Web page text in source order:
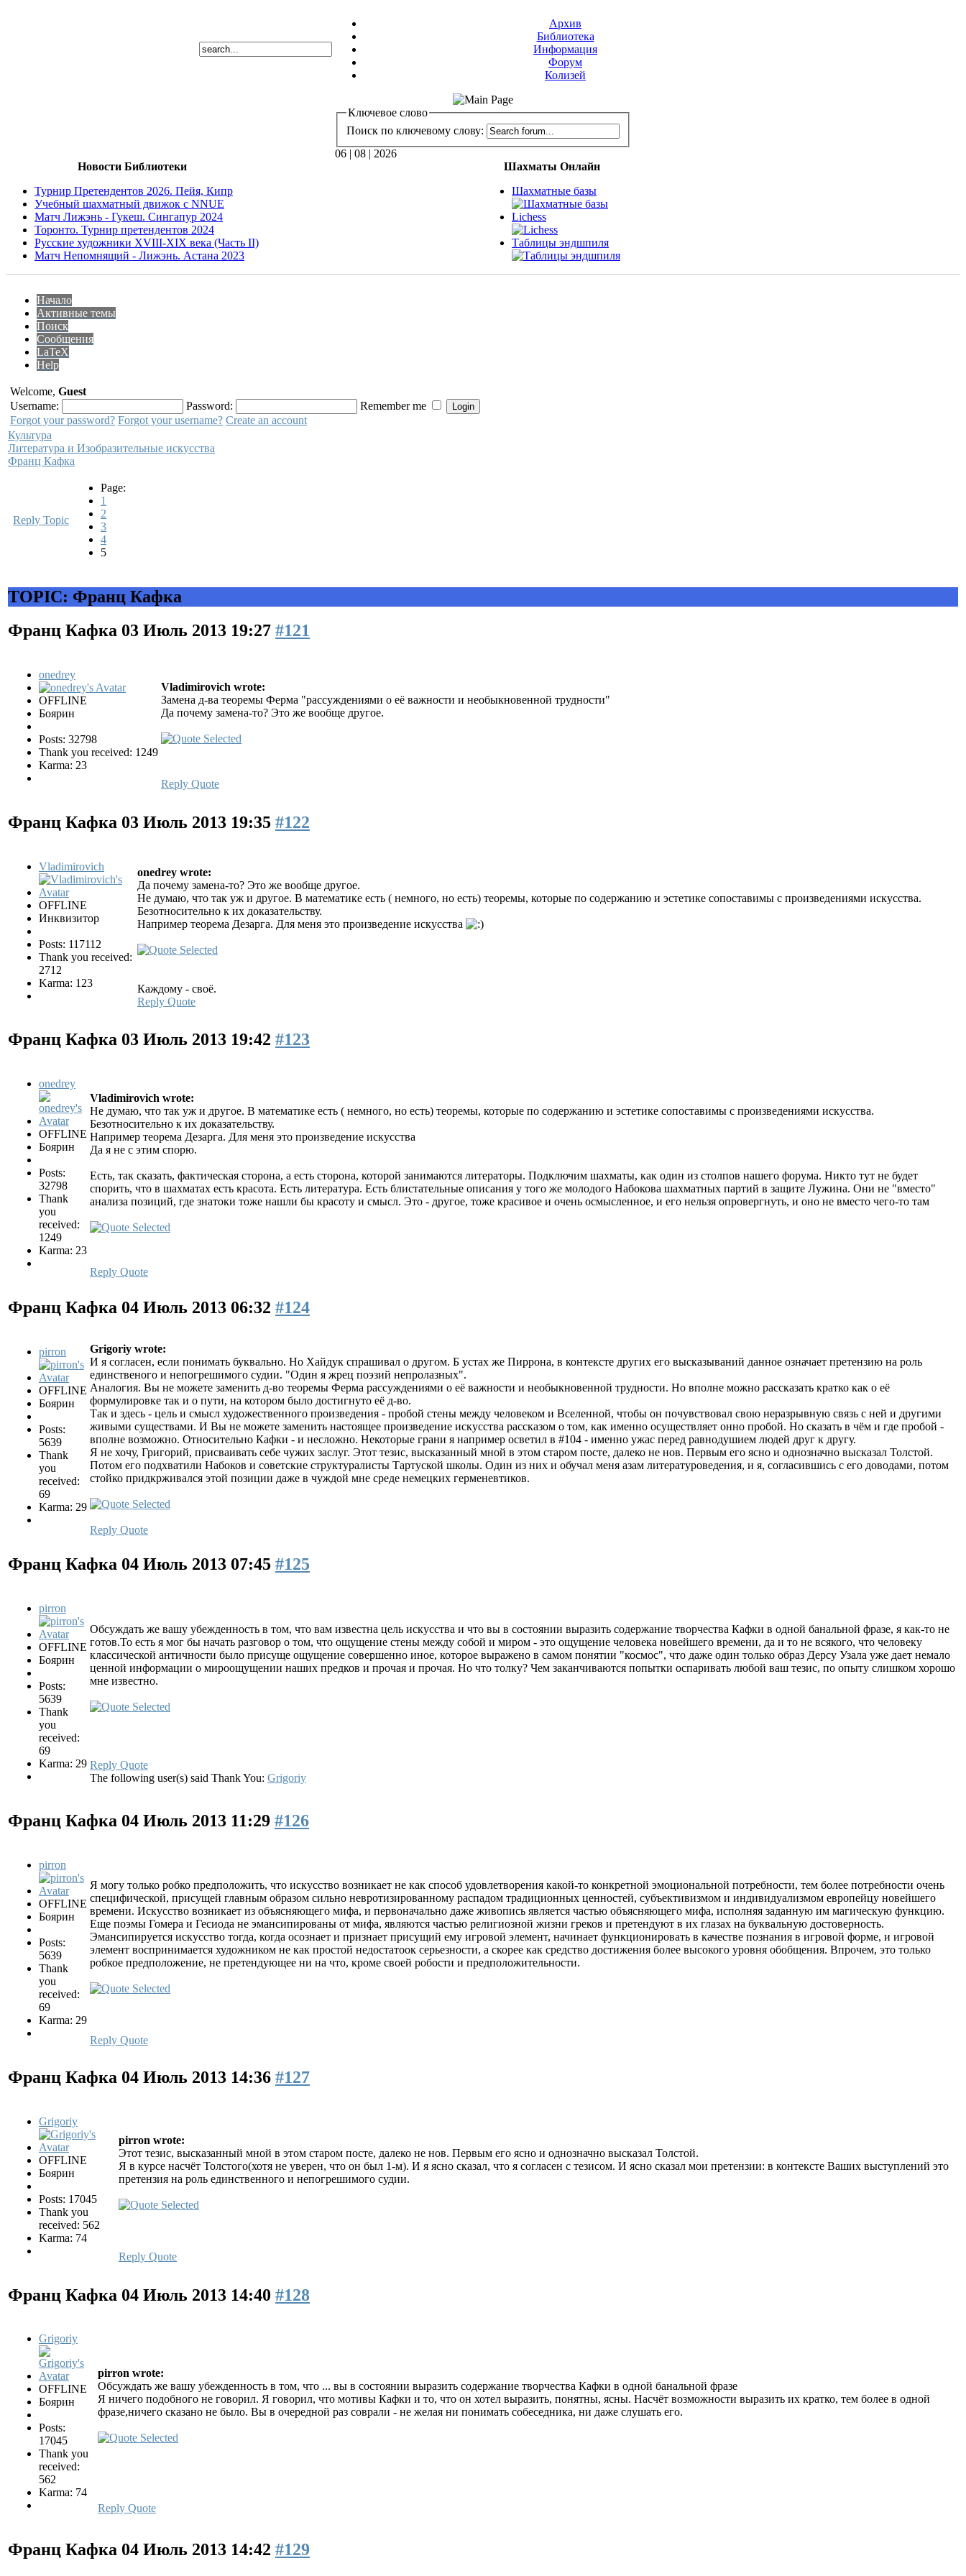
Архив
Библиотека
Информация
Форум
Колизей
Ключевое слово
Поиск по ключевому слову:
06 | 08 | 2026
Новости Библиотеки
Турнир Претендентов 2026. Пейя, Кипр
Учебный шахматный движок с NNUE
Матч Лижэнь - Гукеш. Сингапур 2024
Торонто. Турнир претендентов 2024
Русские художники XVIII-XIX века (Часть II)
Матч Непомнящий - Лижэнь. Астана 2023
Шахматы Онлайн
Шахматные базы
Lichess
Таблицы эндшпиля
Начало
Активные темы
Поиск
Сообщения
LaTeX
Help
Welcome, Guest
Username:
Password:
Remember me
Forgot your password? Forgot your username? Create an account
Культура
Литература и Изобразительные искусства
Франц Кафка
Reply Topic
Page:
1
2
3
4
5
TOPIC: Франц Кафка
Франц Кафка 03 Июль 2013 19:27 #121
onedrey
OFFLINE
Боярин
Posts: 32798
Thank you received: 1249
Karma: 23
Vladimirovich wrote:
Замена д-ва теоремы Ферма "рассуждениями о её важности и необыкновенной трудности"
Да почему замена-то? Это же вообще другое.
Reply Quote
Франц Кафка 03 Июль 2013 19:35 #122
Vladimirovich
OFFLINE
Инквизитор
Posts: 117112
Thank you received:
2712
Karma: 123
onedrey wrote:
Да почему замена-то? Это же вообще другое.
Не думаю, что так уж и другое. В математике есть ( немного, но есть) теоремы, которые по содержанию и эстетике сопоставимы с произведениями искусства.
Безотносительно к их доказательству.
Например теорема Дезарга. Для меня это произведение искусства
Каждому - своё.
Reply Quote
Франц Кафка 03 Июль 2013 19:42 #123
onedrey
OFFLINE
Боярин
Posts:
32798
Thank
you
received:
1249
Karma: 23
Vladimirovich wrote:
Не думаю, что так уж и другое. В математике есть ( немного, но есть) теоремы, которые по содержанию и эстетике сопоставимы с произведениями искусства.
Безотносительно к их доказательству.
Например теорема Дезарга. Для меня это произведение искусства
Да я не с этим спорю.
Есть, так сказать, фактическая сторона, а есть сторона, которой занимаются литераторы. Подключим шахматы, как один из столпов нашего форума. Никто тут не будет
спорить, что в шахматах есть красота. Есть литература. Есть блистательные описания у того же молодого Набокова шахматных партий в защите Лужина. Они не "вместо"
анализа позиций, где знатоки тоже нашли бы красоту и смысл. Это - другое, тоже красивое и очень осмысленное, и его нельзя опровергнуть, и оно не вместо чего-то там
Reply Quote
Франц Кафка 04 Июль 2013 06:32 #124
pirron
OFFLINE
Боярин
Posts:
5639
Thank
you
received:
69
Karma: 29
Grigoriy wrote:
И я согласен, если понимать буквально. Но Хайдук спрашивал о другом. Б устах же Пиррона, в контексте других его высказываний данное означает претензию на роль
единственого и непогрешимого судии. "Один я жрец поэзий непролазных".
Аналогия. Вы не можете заменить д-во теоремы Ферма рассуждениями о её важности и необыкновенной трудности. Но вполне можно рассказать кратко как о её
формулировке так и о пути, на котором было достигнуто её д-во.
Так и здесь - цель и смысл художественного произведения - пробой стены между человеком и Вселенной, чтобы он почувствовал свою неразрывную связь с ней и другими
живыми существами. И Вы не можете заменить настоящее произведение искусства рассказом о том, как именно осуществляет онно пробой. Но сказать в чём и где пробой -
вполне возможно. Относительно Кафки - и несложно. Некоторые грани я например осветил в #104 - именно ужас перед равнодушием людей друг к другу.
Я не хочу, Григорий, присваивать себе чужих заслуг. Этот тезис, высказанный мной в этом старом посте, далеко не нов. Первым его ясно и однозначно высказал Толстой.
Потом его подхватили Набоков и советские структуралисты Тартуской школы. Один из них и обучал меня азам литературоведения, и я, согласившись с его доводами, потом
стойко придкрживался этой позиции даже в чуждой мне среде немецких герменевтиков.
Reply Quote
Франц Кафка 04 Июль 2013 07:45 #125
pirron
OFFLINE
Боярин
Posts:
5639
Thank
you
received:
69
Karma: 29
Обсуждать же вашу убежденность в том, что вам известна цель искусства и что вы в состоянии выразить содержание творчества Кафки в одной банальной фразе, я как-то не
готов.То есть я мог бы начать разговор о том, что ощущение стены между собой и миром - это ощущение человека новейшего времени, да и то не всякого, что человеку
классической античности было присуще ощущение совершенно иное, которое выражено в самом понятии "космос", что даже один только образ Дерсу Узала уже дает немало
ценной информации о мироощущении наших предков и прочая и прочая. Но что толку? Чем заканчиваются попытки оспаривать любой ваш тезис, по опыту слишком хорошо
мне известно.
Reply Quote
The following user(s) said Thank You: Grigoriy
Франц Кафка 04 Июль 2013 11:29 #126
pirron
OFFLINE
Боярин
Posts:
5639
Thank
you
received:
69
Karma: 29
Я могу только робко предположить, что искусство возникает не как способ удовлетворения какой-то конкретной эмоциональной потребности, тем более потребности очень
специфической, присущей главным образом сильно невротизированному распадом традиционных ценностей, субъективизмом и индивидуализмом европейцу новейшего
времени. Искусство возникает из объясняющего мифа, и первоначально даже живопись является частью объясняющего мифа, исполняя заданную им магическую функцию.
Еще поэмы Гомера и Гесиода не эмансипированы от мифа, являются частью религиозной жизни греков и претендуют в их глазах на буквальную достоверность.
Эмансипируется искусство тогда, когда осознает и признает присущий ему игровой элемент, начинает функционировать в качестве познания в игровой форме, и игровой
элемент воспринимается художником не как простой недостатоок серьезности, а скорее как средство достижения более высокого уровня обобщения. Впрочем, это только
робкое предположение, не претендующее ни на что, кроме своей робости и предположительности.
Reply Quote
Франц Кафка 04 Июль 2013 14:36 #127
Grigoriy
OFFLINE
Боярин
Posts: 17045
Thank you
received: 562
Karma: 74
pirron wrote:
Этот тезис, высказанный мной в этом старом посте, далеко не нов. Первым его ясно и однозначно высказал Толстой.
Я в курсе насчёт Толстого(хотя не уверен, что он был 1-м). И я ясно сказал, что я согласен с тезисом. И ясно сказал мои претензии: в контексте Ваших выступлений это
претензия на роль единственного и непогрешимого судии.
Reply Quote
Франц Кафка 04 Июль 2013 14:40 #128
Grigoriy
OFFLINE
Боярин
Posts:
17045
Thank you
received:
562
Karma: 74
pirron wrote:
Обсуждать же вашу убежденность в том, что ... вы в состоянии выразить содержание творчества Кафки в одной банальной фразе
Я ничего подобного не говорил. Я говорил, что мотивы Кафки и то, что он хотел выразить, понятны, ясны. Насчёт возможности выразить их кратко, тем более в одной
фразе,ничего сказано не было. Вы в очередной раз соврали - не желая ни понимать собеседника, ни даже слушать его.
Reply Quote
Франц Кафка 04 Июль 2013 14:42 #129